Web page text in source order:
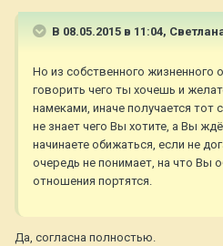
В 08.05.2015 в 11:04,
Но из собственного жизненного
говорить чего ты хочешь и
намеками, иначе получается тот
не знает чего Вы хотите, а Вы
начинаете обижаться, если не
очередь не понимает, на что Вы
отношения портятся.
Да, согласна полностью.